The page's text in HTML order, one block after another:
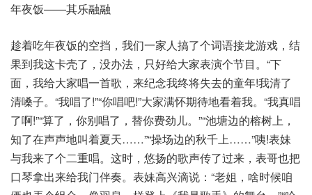
年夜饭——其乐融融
趁着吃年夜饭的空挡，我们一家人搞了个词语接龙游戏，结
果到我这卡壳了，没办法，只好给大家表演个节目。“下
面，我给大家唱一首歌，来纪念我终将失去的童年!我清了
清嗓子。“我唱了!”“你唱吧!”大家满怀期待地看着我。“我真唱
了啊!”“算了，你别唱了，替你费劲儿。”“池塘边的榕树上，
知了在声声地叫着夏天……”“操场边的秋千上……”咦!表妹
与我来了个二重唱。这时，悠扬的歌声传了过来，表哥也把
口琴拿出来给我门伴奏。表妹高兴滴说：“老姐，啥时候咱